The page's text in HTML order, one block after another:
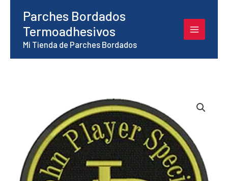
contenido
Parches Bordados
Termoadhesivos
Mi Tienda de Parches Bordados